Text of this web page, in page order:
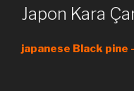
TARIHI
Japon Kara
japanese Black pine